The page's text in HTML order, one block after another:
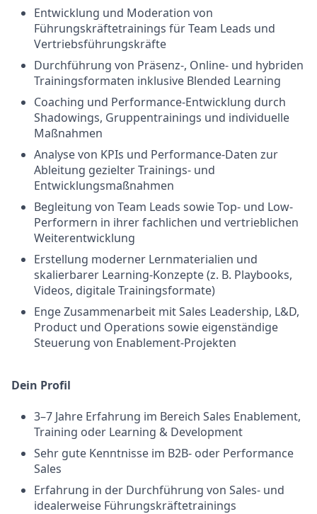
Entwicklung und Moderation von
Führungskräftetrainings für Team Leads und
Vertriebsführungskräfte
Durchführung von Präsenz-, Online- und hybriden
Trainingsformaten inklusive Blended Learning
Coaching und Performance-Entwicklung durch
Shadowings, Gruppentrainings und individuelle
Maßnahmen
Analyse von KPIs und Performance-Daten zur
Ableitung gezielter Trainings- und
Entwicklungsmaßnahmen
Begleitung von Team Leads sowie Top- und Low-
Performern in ihrer fachlichen und vertrieblichen
Weiterentwicklung
Erstellung moderner Lernmaterialien und
skalierbarer Learning-Konzepte (z. B. Playbooks,
Videos, digitale Trainingsformate)
Enge Zusammenarbeit mit Sales Leadership, L&D,
Product und Operations sowie eigenständige
Steuerung von Enablement-Projekten
Dein Profil
3–7 Jahre Erfahrung im Bereich Sales Enablement,
Training oder Learning & Development
Sehr gute Kenntnisse im B2B- oder Performance
Sales
Erfahrung in der Durchführung von Sales- und
idealerweise Führungskräftetrainings